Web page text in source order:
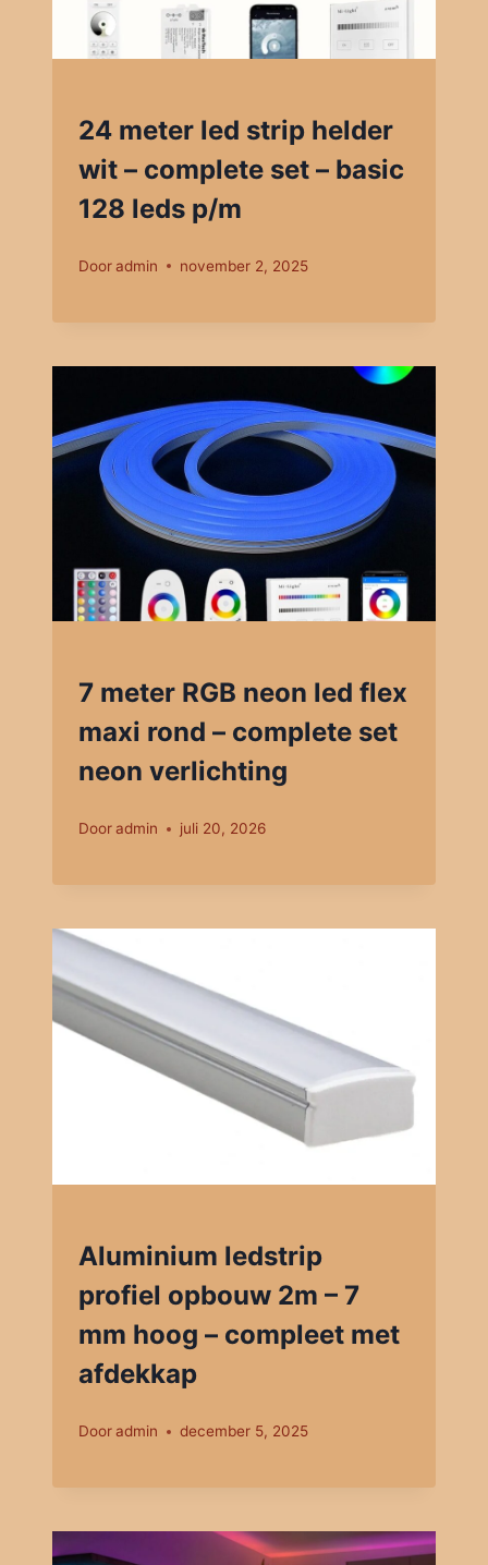
24 meter led strip helder
wit – complete set – basic
128 leds p/m
Dooradmin november 2, 2025
7 meter RGB neon led flex
maxi rond – complete set
neon verlichting
Dooradmin juli 20, 2026
Aluminium ledstrip
profiel opbouw 2m – 7
mm hoog – compleet met
afdekkap
Dooradmin december 5, 2025